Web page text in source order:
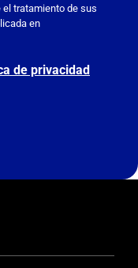
tratamiento de sus
en
de privacidad